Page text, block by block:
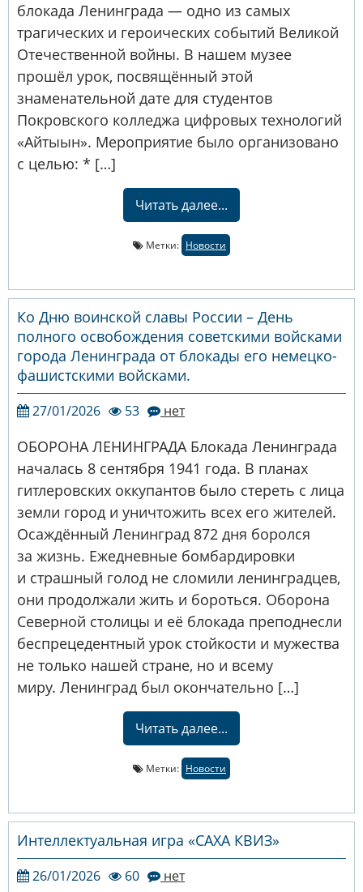
блокада Ленинграда — одно из самых
трагических и героических событий Великой
Отечественной войны. В нашем музее
прошёл урок, посвящённый этой
знаменательной дате для студентов
Покровского колледжа цифровых технологий
«Айтыын». Мероприятие было организовано
с целью: * […]
Метки: Новости
Читать далее...
Ко Дню воинской славы России – День
полного освобождения советскими войсками
города Ленинграда от блокады его немецко-
фашистскими войсками.
27/01/2026 53 нет
ОБОРОНА ЛЕНИНГРАДА Блокада Ленинграда
началась 8 сентября 1941 года. В планах
гитлеровских оккупантов было стереть с лица
земли город и уничтожить всех его жителей.
Осаждённый Ленинград 872 дня боролся
за жизнь. Ежедневные бомбардировки
и страшный голод не сломили ленинградцев,
они продолжали жить и бороться. Оборона
Северной столицы и её блокада преподнесли
беспрецедентный урок стойкости и мужества
не только нашей стране, но и всему
миру. Ленинград был окончательно […]
Метки: Новости
Читать далее...
Интеллектуальная игра «САХА КВИЗ»
26/01/2026 60 нет